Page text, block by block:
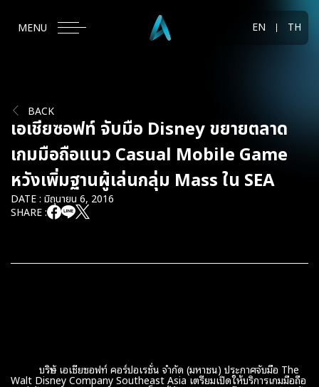
MENU EN TH
BACK
เอเชียซอฟท์ จับมือ Disney ขยายตลาด
เกมมือถือแนว Casual Mobile Game
หวังเพิ่มฐานผู้เล่นกลุ่ม Mass ใน SEA
DATE : มิถุนายน 6, 2016
SHARE :
บริษัท เอเชียซอฟท์ คอร์ปอเรชั่น จำกัด (มหาชน) ประกาศจับมือ The
Walt Disney Company Southeast Asia เตรียมเปิดให้บริการเกมมือถือ